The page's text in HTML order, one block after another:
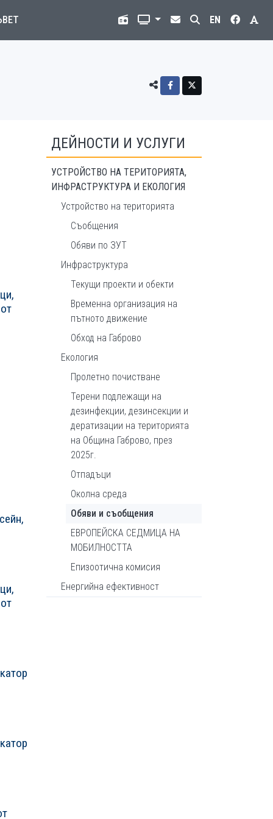
EN
ДЕЙНОСТИ И УСЛУГИ
УСТРОЙСТВО НА ТЕРИТОРИЯТА,
ИНФРАСТРУКТУРА И ЕКОЛОГИЯ
Устройство на територията
Съобщения
Обяви по ЗУТ
Инфраструктура
Текущи проекти и обекти
Временна организация на
пътното движение
Обход на Габрово
Екология
Пролетно почистване
Терени подлежащи на
дезинфекции, дезинсекции и
дератизации на територията
на Община Габрово, през
2025г.
Отпадъци
Околна среда
Обяви и съобщения
ЕВРОПЕЙСКА СЕДМИЦА НА
МОБИЛНОСТТА
Епизоотична комисия
Енергийна ефективност